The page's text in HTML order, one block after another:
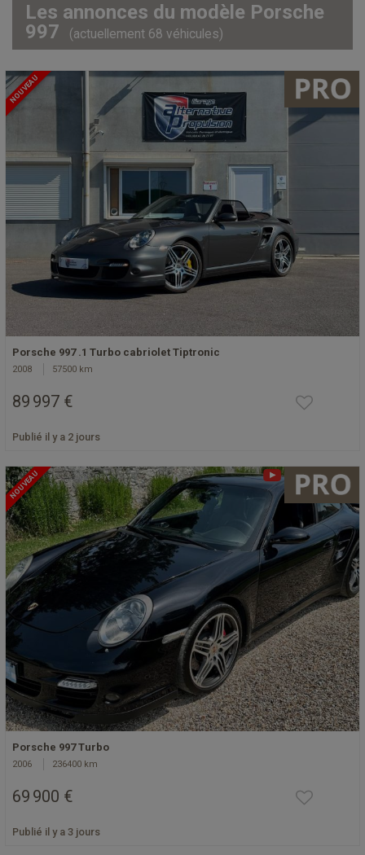
Les annonces du modèle Porsche
997
(actuellement 68 véhicules)
NOUVEAU
Porsche 997 .1 Turbo cabriolet Tiptronic
2008 57500 km
89 997 €
Publié il y a 2 jours
NOUVEAU
Porsche 997 Turbo
2006 236400 km
69 900 €
Publié il y a 3 jours